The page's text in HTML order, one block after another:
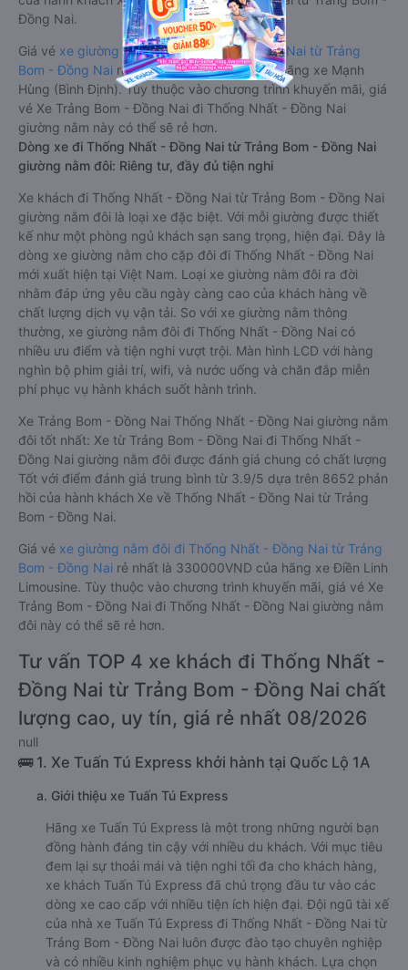
Đồng Nai.
Giá vé xe giường nằm đi Thống Nhất - Đồng Nai từ Trảng
Bom - Đồng Nai rẻ nhất là 770000VND của hãng xe Mạnh
Hùng (Bình Định). Tùy thuộc vào chương trình khuyến mãi, giá
vé Xe Trảng Bom - Đồng Nai đi Thống Nhất - Đồng Nai
giường nằm này có thể sẽ rẻ hơn.
Dòng xe đi Thống Nhất - Đồng Nai từ Trảng Bom - Đồng Nai
giường nằm đôi: Riêng tư, đầy đủ tiện nghi
Xe khách đi Thống Nhất - Đồng Nai từ Trảng Bom - Đồng Nai
giường nằm đôi là loại xe đặc biệt. Với mỗi giường được thiết
kế như một phòng ngủ khách sạn sang trọng, hiện đại. Đây là
dòng xe giường nằm cho cặp đôi đi Thống Nhất - Đồng Nai
mới xuất hiện tại Việt Nam. Loại xe giường nằm đôi ra đời
nhằm đáp ứng yêu cầu ngày càng cao của khách hàng về
chất lượng dịch vụ vận tải. So với xe giường nằm thông
thường, xe giường nằm đôi đi Thống Nhất - Đồng Nai có
nhiều ưu điểm và tiện nghi vượt trội. Màn hình LCD với hàng
nghìn bộ phim giải trí, wifi, và nước uống và chăn đắp miễn
phí phục vụ hành khách suốt hành trình.
Xe Trảng Bom - Đồng Nai Thống Nhất - Đồng Nai giường nằm
đôi tốt nhất: Xe từ Trảng Bom - Đồng Nai đi Thống Nhất -
Đồng Nai giường nằm đôi được đánh giá chung có chất lượng
Tốt với điểm đánh giá trung bình từ 3.9/5 dựa trên 8652 phản
hồi của hành khách Xe về Thống Nhất - Đồng Nai từ Trảng
Bom - Đồng Nai.
Giá vé xe giường nằm đôi đi Thống Nhất - Đồng Nai từ Trảng
Bom - Đồng Nai rẻ nhất là 330000VND của hãng xe Điền Linh
Limousine. Tùy thuộc vào chương trình khuyến mãi, giá vé Xe
Trảng Bom - Đồng Nai đi Thống Nhất - Đồng Nai giường nằm
đôi này có thể sẽ rẻ hơn.
Tư vấn TOP 4 xe khách đi Thống Nhất -
Đồng Nai từ Trảng Bom - Đồng Nai chất
lượng cao, uy tín, giá rẻ nhất 08/2026
null
🚌 1. Xe Tuấn Tú Express khởi hành tại Quốc Lộ 1A
a. Giới thiệu xe Tuấn Tú Express
Hãng xe Tuấn Tú Express là một trong những người bạn
đồng hành đáng tin cậy với nhiều du khách. Với mục tiêu
đem lại sự thoải mái và tiện nghi tối đa cho khách hàng,
xe khách Tuấn Tú Express đã chú trọng đầu tư vào các
dòng xe cao cấp với nhiều tiện ích hiện đại. Đội ngũ tài xế
của nhà xe Tuấn Tú Express đi Thống Nhất - Đồng Nai từ
Trảng Bom - Đồng Nai luôn được đào tạo chuyên nghiệp
và có nhiều kinh nghiệm phục vụ hành khách. Lựa chọn